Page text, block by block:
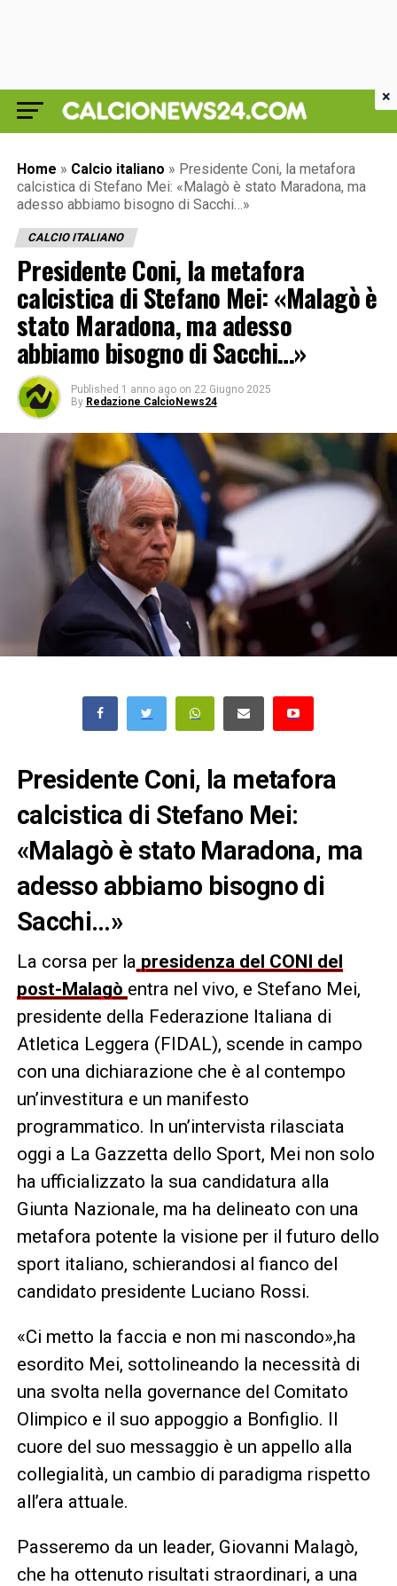
Home » Calcio italiano » Presidente Coni, la metafora
calcistica di Stefano Mei: «Malagò è stato Maradona, ma
adesso abbiamo bisogno di Sacchi…»
CALCIO ITALIANO
Presidente Coni, la metafora
calcistica di Stefano Mei: «Malagò è
stato Maradona, ma adesso
abbiamo bisogno di Sacchi…»
Published 1 anno ago on 22 Giugno 2025
By Redazione CalcioNews24
Presidente Coni, la metafora
calcistica di Stefano Mei:
«Malagò è stato Maradona, ma
adesso abbiamo bisogno di
Sacchi…»
La corsa per la presidenza del CONI del
post-Malagò entra nel vivo, e Stefano Mei,
presidente della Federazione Italiana di
Atletica Leggera (FIDAL), scende in campo
con una dichiarazione che è al contempo
un’investitura e un manifesto
programmatico. In un’intervista rilasciata
oggi a La Gazzetta dello Sport, Mei non solo
ha ufficializzato la sua candidatura alla
Giunta Nazionale, ma ha delineato con una
metafora potente la visione per il futuro dello
sport italiano, schierandosi al fianco del
candidato presidente Luciano Rossi.
«Ci metto la faccia e non mi nascondo»,ha
esordito Mei, sottolineando la necessità di
una svolta nella governance del Comitato
Olimpico e il suo appoggio a Bonfiglio. Il
cuore del suo messaggio è un appello alla
collegialità, un cambio di paradigma rispetto
all’era attuale.
Passeremo da un leader, Giovanni Malagò,
che ha ottenuto risultati straordinari, a una
×